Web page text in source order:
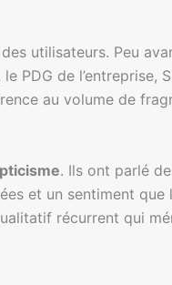
utilisateurs. Peu
PDG de l’entreprise,
au volume de
. Ils ont parlé
et un sentiment
récurrent qui